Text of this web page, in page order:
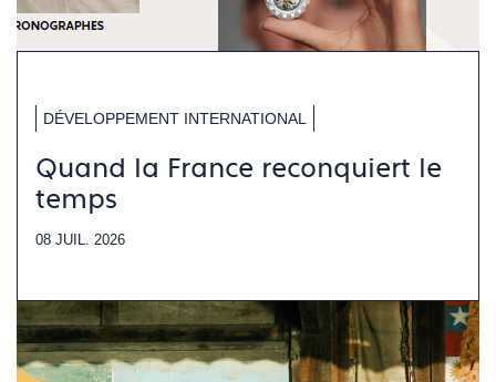
DÉVELOPPEMENT INTERNATIONAL
Quand la France reconquiert le
temps
08 JUIL. 2026